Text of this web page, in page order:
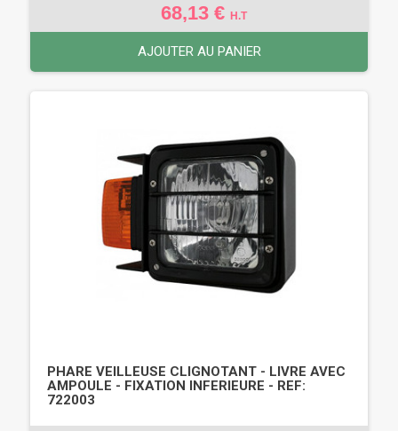
68,13 € H.T
AJOUTER AU PANIER
PHARE VEILLEUSE CLIGNOTANT - LIVRE AVEC
AMPOULE - FIXATION INFERIEURE - REF:
722003